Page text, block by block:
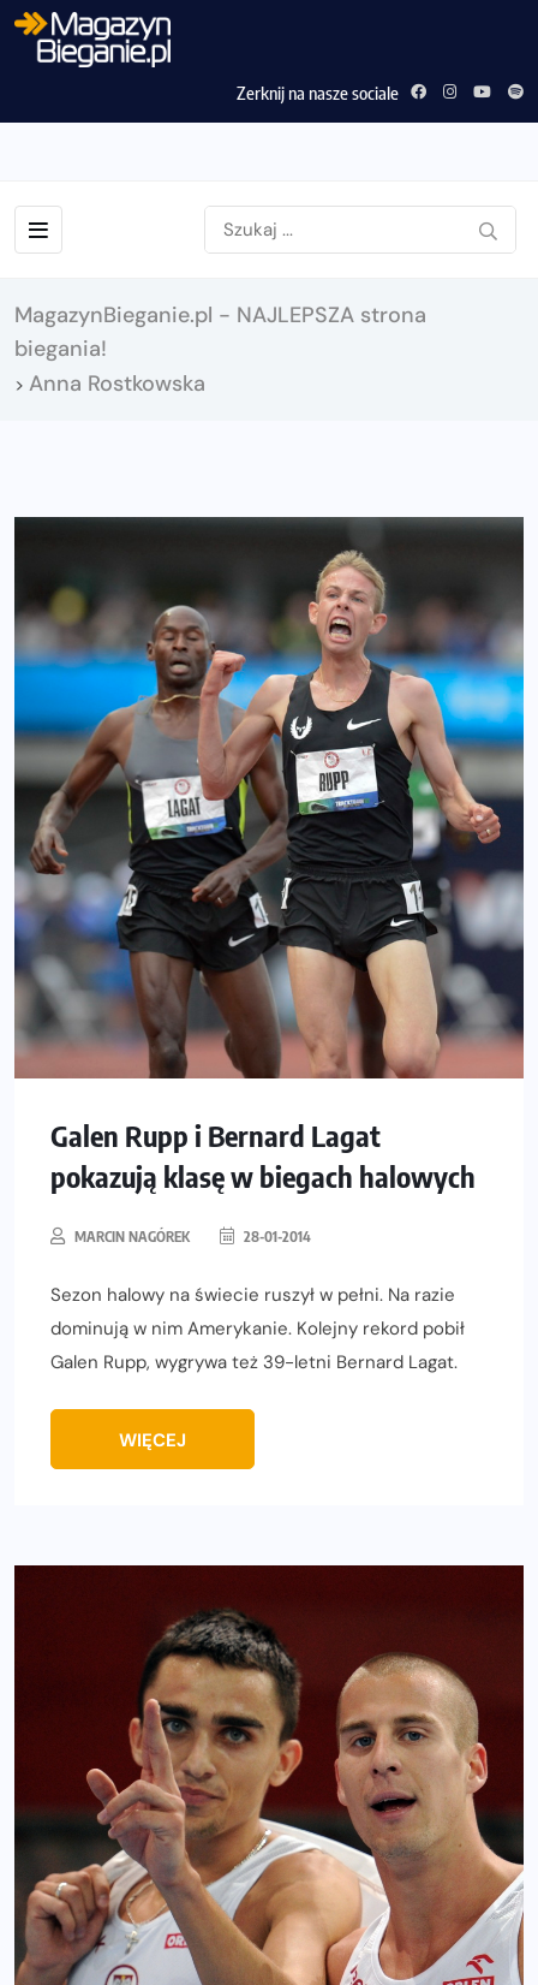
Zerknij na nasze sociale
MagazynBieganie.pl - NAJLEPSZA strona
biegania!
> Anna Rostkowska
Galen Rupp i Bernard Lagat
pokazują klasę w biegach halowych
MARCIN NAGÓREK 28-01-2014
Sezon halowy na świecie ruszył w pełni. Na razie
dominują w nim Amerykanie. Kolejny rekord pobił
Galen Rupp, wygrywa też 39-letni Bernard Lagat.
WIĘCEJ